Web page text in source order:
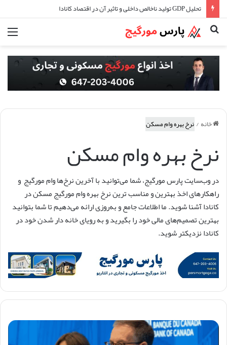
بانک کانادا نرخ بهره را در ۲.۷۵٪ ثابت نگه داشت: آنچه باید بدانید
جستجو
خانه/نرخ بهره وام مسکن
نرخ بهره وام مسکن
در وب‌سایت پارس مورگیج، شما می‌توانید با آخرین نرخ‌ها وام مورگیج و
راهکارهای اخذ بهترین و مناسب ترین نرخ بهره وام مورگیج مسکن در
کانادا آشنا شوید. ما اطلاعات جامع و به‌روزی ارائه می‌دهیم تا شما بتوانید
بهترین تصمیم‌های مالی خود را بگیرید و به رویای خانه دار شدن خود در
کانادا نزدیکتر شوید.